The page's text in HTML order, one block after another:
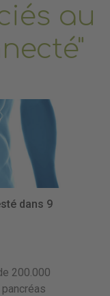
au
dans 9
200.000